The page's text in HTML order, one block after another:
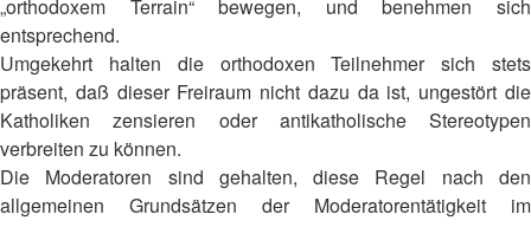
„orthodoxem Terrain“ bewegen, und benehmen sich
entsprechend.
Umgekehrt halten die orthodoxen Teilnehmer sich stets
präsent, daß dieser Freiraum nicht dazu da ist, ungestört die
Katholiken zensieren oder antikatholische Stereotypen
verbreiten zu können.
Die Moderatoren sind gehalten, diese Regel nach den
allgemeinen Grundsätzen der Moderatorentätigkeit im